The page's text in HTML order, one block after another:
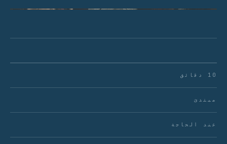
10 دقائق
مبتدئ
عند الحاجة